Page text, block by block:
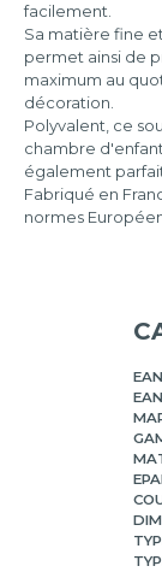
facilement.
Sa matière fine
permet ainsi de
maximum au
décoration.
Polyvalent, ce
chambre
également
Fabriqué en
normes